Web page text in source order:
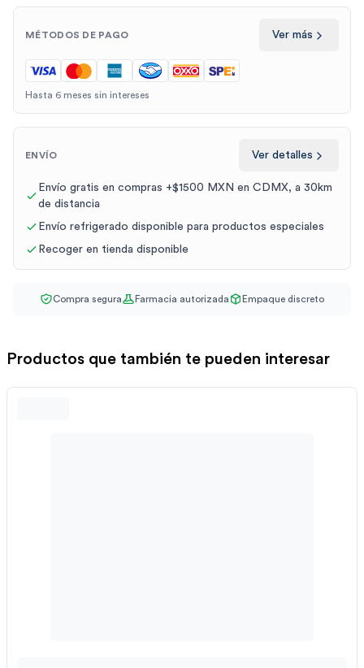
MÉTODOS DE PAGO Ver más
Hasta 6 meses sin intereses
ENVÍO Ver detalles
Envío gratis en compras +$1500 MXN en CDMX, a 30km
de distancia
Envío refrigerado disponible para productos especiales
Recoger en tienda disponible
Compra segura Farmacia autorizada Empaque discreto
Productos que también te pueden interesar